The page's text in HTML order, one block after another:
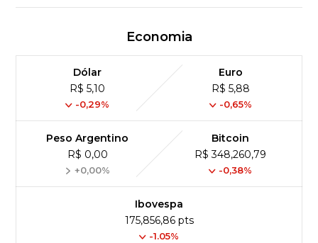
Economia
Dólar
R$ 5,10
-0,29%
Euro
R$ 5,88
-0,65%
Peso Argentino
R$ 0,00
+0,00%
Bitcoin
R$ 348,260,79
-0,38%
Ibovespa
175,856,86 pts
-1.05%